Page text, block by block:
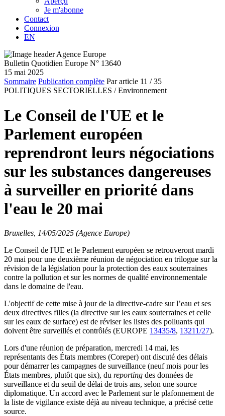
Je m'abonne
Contact
Connexion
EN
Bulletin Quotidien Europe N° 13640
15 mai 2025
Sommaire Publication complète Par article 11 / 35
POLITIQUES SECTORIELLES / Environnement
Le Conseil de l'UE et le
Parlement européen
reprendront leurs négociations
sur les substances dangereuses
à surveiller en priorité dans
l'eau le 20 mai
Bruxelles, 14/05/2025 (Agence Europe)
Le Conseil de l'UE et le Parlement européen se retrouveront mardi
20 mai pour une deuxième réunion de négociation en trilogue sur la
révision de la législation pour la protection des eaux souterraines
contre la pollution et sur les normes de qualité environnementale
dans le domaine de l'eau.
L'objectif de cette mise à jour de la directive-cadre sur l’eau et ses
deux directives filles (la directive sur les eaux souterraines et celle
sur les eaux de surface) est de réviser les listes des polluants qui
doivent être surveillés et contrôlés (EUROPE 13435/8, 13211/27).
Lors d'une réunion de préparation, mercredi 14 mai, les
représentants des États membres (Coreper) ont discuté des délais
pour démarrer les campagnes de surveillance (neuf mois pour les
États membres, plutôt que six), du reporting des données de
surveillance et du seuil de délai de trois ans, selon une source
diplomatique. Un accord avec le Parlement sur le plafonnement de
la liste de vigilance existe déjà au niveau technique, a précisé cette
source.